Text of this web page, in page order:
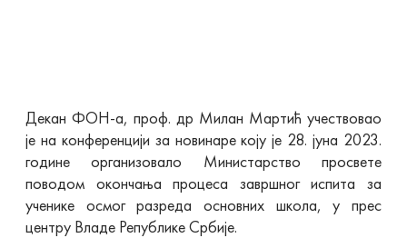
Декан ФОН-а, проф. др Милан Мартић учествовао
је на конференцији за новинаре коју је 28. јуна 2023.
године организовало Министарство просвете
поводом окончања процеса завршног испита за
ученике осмог разреда основних школа, у прес
центру Владе Републике Србије.